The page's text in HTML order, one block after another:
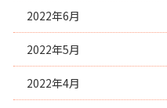
2022年6月
2022年5月
2022年4月